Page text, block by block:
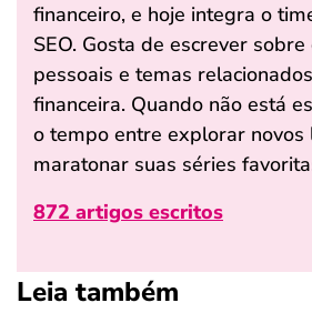
financeiro, e hoje integra o
SEO. Gosta de escrever
pessoais e temas
financeira. Quando não está
o tempo entre explorar novos
maratonar suas séries
872 artigos escritos
Leia também